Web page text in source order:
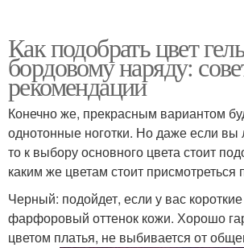
Как подобрать цвет
бордовому наряду:
рекомендации
Конечно же, прекрасным вариантом
однотонные ноготки. Но даже если
то к выбору основного цвета стоит
каким же цветам стоит присмотреться
Черный: подойдет, если у вас
фарфоровый оттенок кожи. Хорошо
цветом платья, не выбивается от